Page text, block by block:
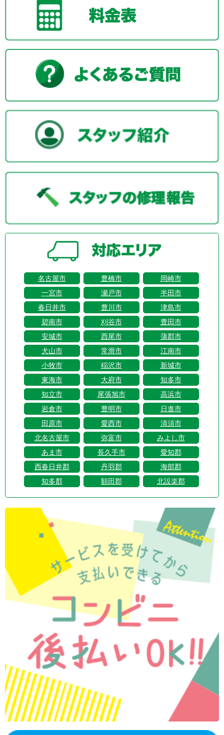
名古屋市 豊橋市
岡崎市
一宮市
瀬戸市
半田市
春日井市
豊川市
津島市
碧南市
刈谷市
豊田市
安城市
西尾市
蒲郡市
犬山市
常滑市
江南市
小牧市
稲沢市
新城市
東海市
大府市
知多市
知立市
尾張旭市
高浜市
岩倉市
豊明市
日進市
田原市
愛西市
清須市
北名古屋市
弥富市
みよし市
あま市
長久手市
愛知郡
西春日井郡
丹羽郡
海部郡
知多郡
額田郡 北設楽郡